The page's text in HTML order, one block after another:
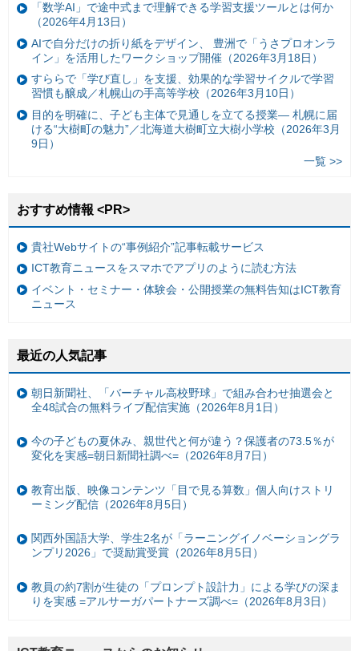
「数学AI」で途中式まで理解できる学習支援ツールとは何か
（2026年4月13日）
AIで自分だけの折り紙をデザイン、 豊洲で「うさプロオンラ
イン」を活用したワークショップ開催（2026年3月18日）
すららで「学び直し」を支援、効果的な学習サイクルで学習
習慣も醸成／札幌山の手高等学校（2026年3月10日）
目的を明確に、子ども主体で見通しを立てる授業— 札幌に届
ける“大樹町の魅力”／北海道大樹町立大樹小学校（2026年3月
9日）
一覧 >>
おすすめ情報 <PR>
貴社Webサイトの“事例紹介”記事転載サービス
ICT教育ニュースをスマホでアプリのように読む方法
イベント・セミナー・体験会・公開授業の無料告知はICT教育
ニュース
最近の人気記事
朝日新聞社、「バーチャル高校野球」で組み合わせ抽選会と
全48試合の無料ライブ配信実施（2026年8月1日）
今の子どもの夏休み、親世代と何が違う？保護者の73.5％が
変化を実感=朝日新聞社調べ=（2026年8月7日）
教育出版、映像コンテンツ「目で見る算数」個人向けストリ
ーミング配信（2026年8月5日）
関西外国語大学、学生2名が「ラーニングイノベーショングラ
ンプリ2026」で奨励賞受賞（2026年8月5日）
教員の約7割が生徒の「プロンプト設計力」による学びの深ま
りを実感 =アルサーガパートナーズ調べ=（2026年8月3日）